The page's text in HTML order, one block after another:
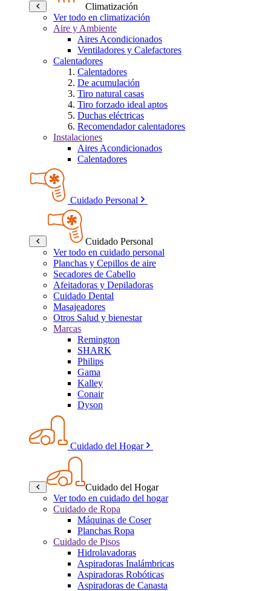
Climatización
Ver todo en climatización
Aire y Ambiente
Aires Acondicionados
Ventiladores y Calefactores
Calentadores
Calentadores
De acumulación
Tiro natural casas
Tiro forzado ideal aptos
Duchas eléctricas
Recomendador calentadores
Instalaciones
Aires Acondicionados
Calentadores
Cuidado Personal
Cuidado Personal
Ver todo en cuidado personal
Planchas y Cepillos de aire
Secadores de Cabello
Afeitadoras y Depiladoras
Cuidado Dental
Masajeadores
Otros Salud y bienestar
Marcas
Remington
SHARK
Philips
Gama
Kalley
Conair
Dyson
Cuidado del Hogar
Cuidado del Hogar
Ver todo en cuidado del hogar
Cuidado de Ropa
Máquinas de Coser
Planchas Ropa
Cuidado de Pisos
Hidrolavadoras
Aspiradoras Inalámbricas
Aspiradoras Robóticas
Aspiradoras de Canasta